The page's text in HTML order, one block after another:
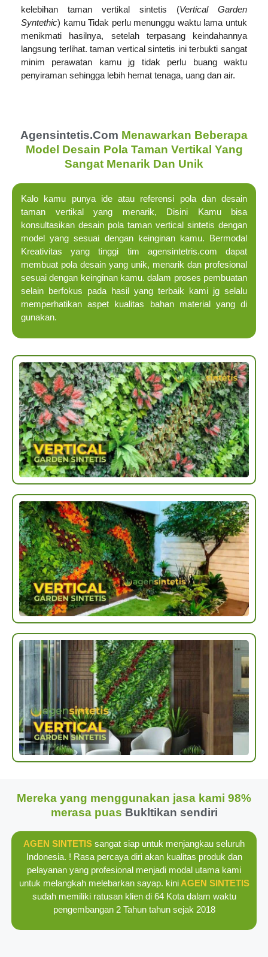
kelebihan taman vertikal sintetis (Vertical Garden
Syntethic) kamu Tidak perlu menunggu waktu lama untuk
menikmati hasilnya, setelah terpasang keindahannya
langsung terlihat. taman vertical sintetis ini terbukti sangat
minim perawatan kamu jg tidak perlu buang waktu
penyiraman sehingga lebih hemat tenaga, uang dan air.
Agensintetis.com Menawarkan Beberapa
Model Desain Pola Taman Vertikal Yang
Sangat Menarik Dan Unik
Kalo kamu punya ide atau referensi pola dan desain
taman vertikal yang menarik, Disini Kamu bisa
konsultasikan desain pola taman vertical sintetis dengan
model yang sesuai dengan keinginan kamu. Bermodal
Kreativitas yang tinggi tim agensintetris.com dapat
membuat pola desain yang unik, menarik dan profesional
sesuai dengan keinginan kamu. dalam proses pembuatan
selain berfokus pada hasil yang terbaik kami jg selalu
memperhatikan aspet kualitas bahan material yang di
gunakan.
Mereka yang menggunakan jasa kami 98%
merasa puas Bukltikan sendiri
AGEN SINTETIS sangat siap untuk menjangkau seluruh
Indonesia. ! Rasa percaya diri akan kualitas produk dan
pelayanan yang profesional menjadi modal utama kami
untuk melangkah melebarkan sayap. kiniAGEN SINTETIS
sudah memiliki ratusan klien di 64 Kota dalam waktu
pengembangan 2 Tahun tahun sejak 2018